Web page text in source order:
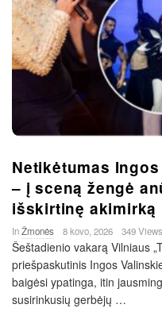
Netikėtumas
– į sceną žengė
išskirtinę akimirką
InŽmonės 8 kovo, 2026 349 Views
Šeštadienio vakarą Vilniaus
priešpaskutinis Ingos
baigėsi ypatinga, itin
susirinkusių gerbėjų …